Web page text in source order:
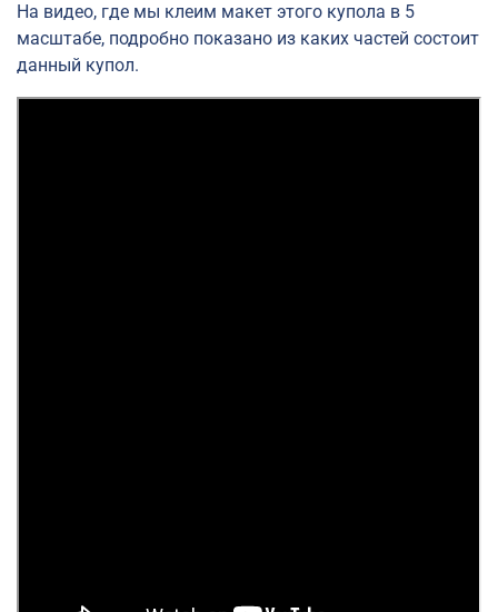
На видео, где мы клеим макет этого купола в 5
масштабе, подробно показано из каких частей состоит
данный купол.